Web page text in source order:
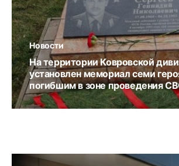
Новости
На территории Ковровской
установлен мемориал семи
погибшим в зоне проведения